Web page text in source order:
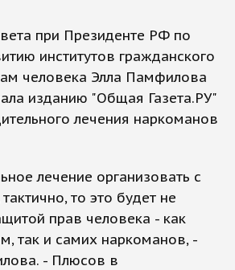
при Президенте РФ по
институтов гражданского
человека Элла Памфилова
изданию "Общая Газета.РУ"
лечения наркоманов
лечение организовать с
то это будет не
прав человека - как
так и самих наркоманов, -
- Плюсов в